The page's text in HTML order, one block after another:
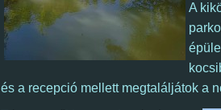
A
és a recepció mellett megtaláljátok a